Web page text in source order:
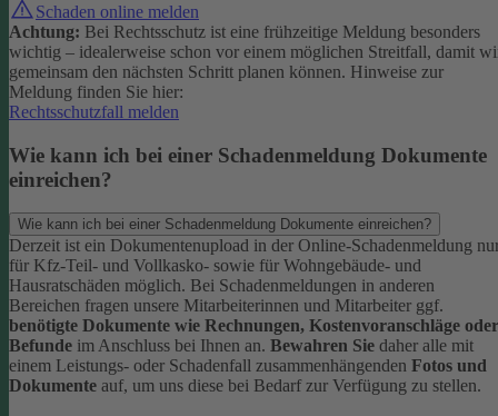
Schaden online melden
Achtung: Bei Rechtsschutz ist eine frühzeitige Meldung besonders
wichtig – idealerweise schon vor einem möglichen Streitfall, damit
gemeinsam den nächsten Schritt planen können. Hinweise zur
Meldung finden Sie hier:
Rechtsschutzfall melden
Wie kann ich bei einer Schadenmeldung Dokumente
einreichen?
Wie kann ich bei einer Schadenmeldung Dokumente einreichen?
Derzeit ist ein Dokumentenupload in der Online-Schadenmeldung
für Kfz-Teil- und Vollkasko- sowie für Wohngebäude- und
Hausratschäden möglich. Bei Schadenmeldungen in anderen
Bereichen fragen unsere Mitarbeiterinnen und Mitarbeiter ggf.
benötigte Dokumente wie Rechnungen, Kostenvoranschläge oder
Befunde im Anschluss bei Ihnen an. Bewahren Sie daher alle mit
einem Leistungs- oder Schadenfall zusammenhängenden Fotos und
Dokumente auf, um uns diese bei Bedarf zur Verfügung zu stellen.